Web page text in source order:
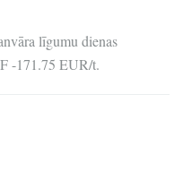
līgumu dienas
-171.75 EUR/t.